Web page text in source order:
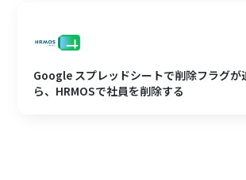
Google スプレッドシートで削除フラグが
ら、HRMOSで社員を削除する